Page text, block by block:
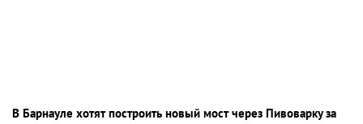
В Барнауле хотят построить новый мост через Пивоварку за